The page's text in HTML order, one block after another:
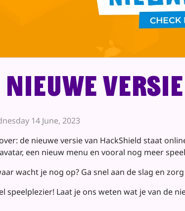
nieuwe
14 June, 2023
de nieuwe versie van HackShield staat
een nieuw menu en vooral nog meer
wacht je nog op? Ga snel aan de slag en
speelplezier! Laat je ons weten wat je van de